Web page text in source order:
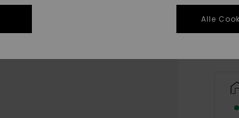
Alle